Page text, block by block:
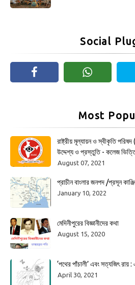
Social
Most
রাষ্ট্রীয় মূল্যায়ন ও স্বীকৃতি
উদ্দেশ্য ও প্রস্তুতি - কলেজ
August 07, 2021
প্রাচীন বাংলার জনপদ /প্রসূন
January 10, 2022
মেদিনীপুরের বিজ্ঞানীদের কথা
August 15, 2020
‘পথের পাঁচালী’ এবং সত্যজিৎ
April 30, 2021